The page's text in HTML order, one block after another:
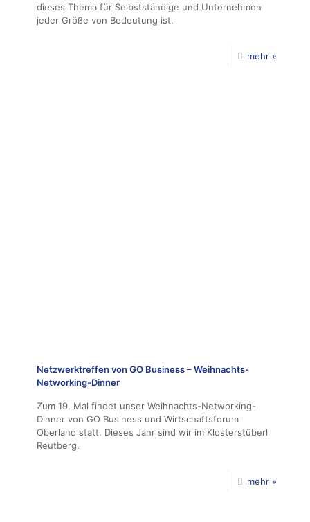
dieses Thema für Selbstständige und Unternehmen
jeder Größe von Bedeutung ist.
mehr »
Netzwerktreffen von GO Business – Weihnachts-
Networking-Dinner
Zum 19. Mal findet unser Weihnachts-Networking-
Dinner von GO Business und Wirtschaftsforum
Oberland statt. Dieses Jahr sind wir im Klosterstüberl
Reutberg.
mehr »